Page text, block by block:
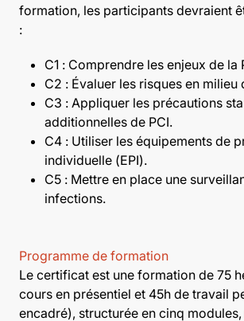
formation, les participants devraient
:
C1 : Comprendre les enjeux de la
C2 : Évaluer les risques en milieu
C3 : Appliquer les précautions
additionnelles de PCI.
C4 : Utiliser les équipements de
individuelle (EPI).
C5 : Mettre en place une
infections.
Programme de formation
Le certificat est une formation de 75
cours en présentiel et 45h de travail
encadré), structurée en cinq